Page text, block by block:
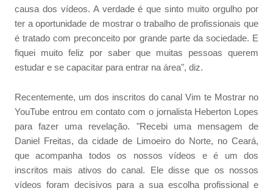
causa dos vídeos. A verdade é que sinto muito orgulho por
ter a oportunidade de mostrar o trabalho de profissionais que
é tratado com preconceito por grande parte da sociedade. E
fiquei muito feliz por saber que muitas pessoas querem
estudar e se capacitar para entrar na área", diz.
Recentemente, um dos inscritos do canal Vim te Mostrar no
YouTube entrou em contato com o jornalista Heberton Lopes
para fazer uma revelação. "Recebi uma mensagem de
Daniel Freitas, da cidade de Limoeiro do Norte, no Ceará,
que acompanha todos os nossos vídeos e é um dos
inscritos mais ativos do canal. Ele disse que os nossos
vídeos foram decisivos para a sua escolha profissional e